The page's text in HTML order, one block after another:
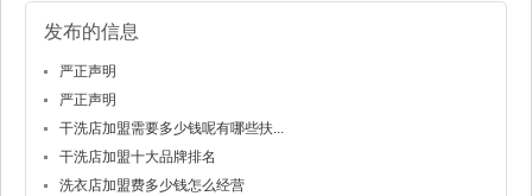
发布的信息
严正声明
严正声明
干洗店加盟需要多少钱呢有哪些扶...
干洗店加盟十大品牌排名
洗衣店加盟费多少钱怎么经营